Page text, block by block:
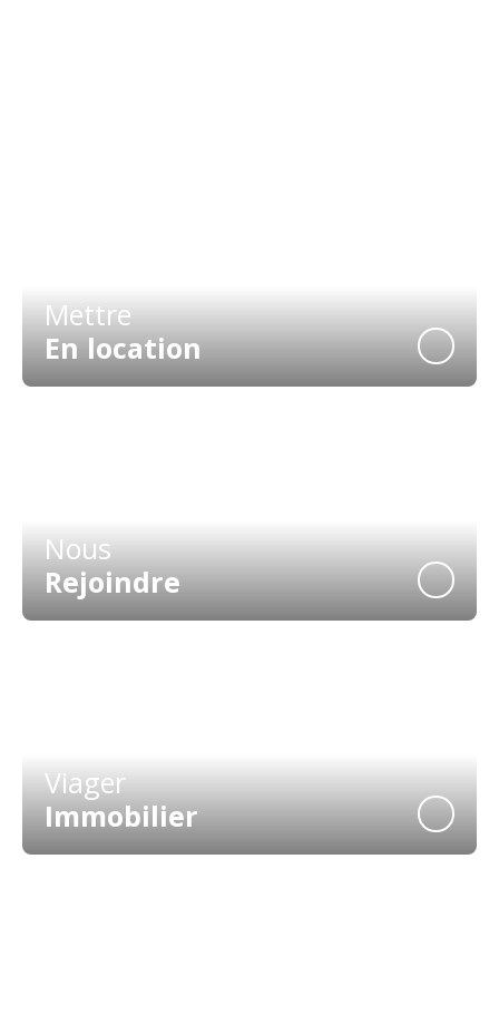
Mettre
En location
Nous
Rejoindre
Viager
Immobilier